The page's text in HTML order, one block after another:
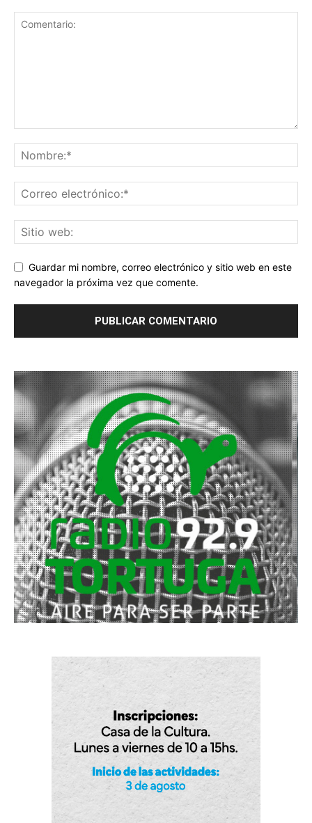
Guardar mi nombre, correo electrónico y sitio web en este
navegador la próxima vez que comente.